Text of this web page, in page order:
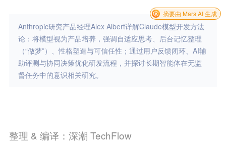
Anthropic研究产品经理Alex Albert详解Claude模型开发方法
论：将模型视为产品培养，强调自适应思考、后台记忆整理
（“做梦”）、性格塑造与可信任性；通过用户反馈闭环、AI辅
助评测与协同决策优化研发流程，并探讨长期智能体在无监
督任务中的意识相关研究。
摘要由 Mars AI 生成
整理 & 编译：深潮 TechFlow